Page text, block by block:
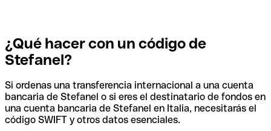
¿Qué hacer con un código de
Stefanel?
Si ordenas una transferencia internacional a una cuenta
bancaria de Stefanel o si eres el destinatario de fondos en
una cuenta bancaria de Stefanel en Italia, necesitarás el
código SWIFT y otros datos esenciales.